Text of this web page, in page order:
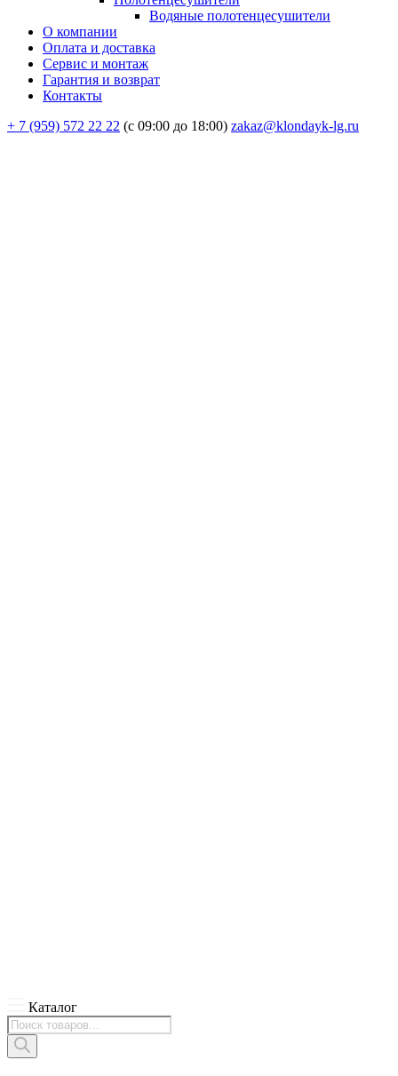
Водяные полотенцесушители
О компании
Оплата и доставка
Сервис и монтаж
Гарантия и возврат
Контакты
+ 7 (959) 572 22 22 (с 09:00 до 18:00) zakaz@klondayk-lg.ru
Каталог
Поиск
товаров